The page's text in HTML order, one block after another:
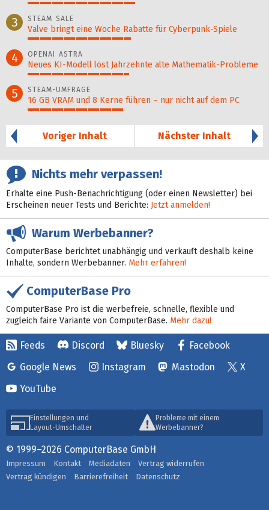
3 STEAM SALE
Valve bringt eine Woche Rabatte für Cyberpunk-Spiele
4 OPENAI ASTRA
Neues KI-Modell löst Jahr­zehn­te alte Ma­thematik-Pro­ble­me
5 STEAM-UMFRAGE
16 GB VRAM und 8 Kerne führen – nur nicht auf dem PC
Voriger Inhalt
Nächster Inhalt
Nichts mehr verpassen!
Erhalte eine Push-Benachrichtigung (oder einen Newsletter) bei
Erscheinen neuer Tests und Berichte: Jetzt anmelden!
Warum Werbebanner?
ComputerBase berichtet unabhängig und verkauft deshalb keine
Inhalte, sondern Werbebanner. Mehr erfahren!
ComputerBase Pro
ComputerBase Pro ist die werbefreie, schnelle, flexible und
zugleich faire Variante von ComputerBase. Mehr dazu!
Feeds Discord Bluesky
Facebook
Google News
Instagram Mastodon
X
YouTube
Einstellungen und
Layout-Umschalter
Probleme mit einem
Werbebanner?
© 1999–2026 ComputerBase GmbH
Impressum Kontakt Mediadaten
Vertrag widerrufen
Vertrag kündigen
Barrierefreiheit Datenschutz